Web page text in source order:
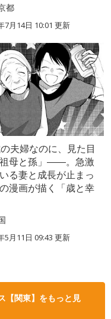
都
7月14日 10:01 更新
夫婦なのに、見た目
母と孫」――。急激
る妻と成長が止まっ
漫画が描く「歳と幸
5月11日 09:43 更新
【関東】をもっと見